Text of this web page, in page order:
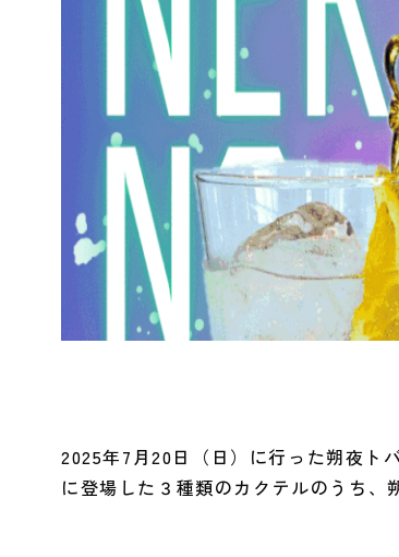
2025年7月20日（日）に行った朔夜ト
に登場した３種類のカクテルのうち、